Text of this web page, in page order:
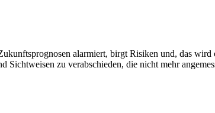
alarmiert, birgt Risiken und, das
Sichtweisen zu verabschieden, die nicht mehr